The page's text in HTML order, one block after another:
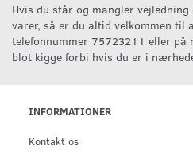
Hvis du står og mangler
varer, så er du altid velkommen til
telefonnummer 75723211 eller på
blot kigge forbi hvis du er i
INFORMATIONER
Kontakt os